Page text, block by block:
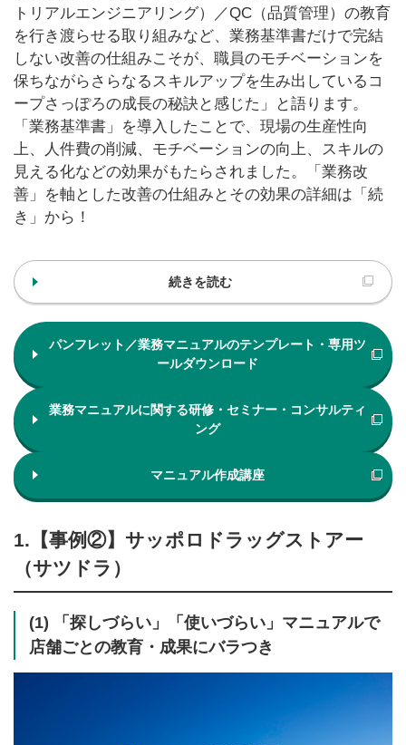
トリアルエンジニアリング）／QC（品質管理）の教育
を行き渡らせる取り組みなど、業務基準書だけで完結
しない改善の仕組みこそが、職員のモチベーションを
保ちながらさらなるスキルアップを生み出しているコ
ープさっぽろの成長の秘訣と感じた」と語ります。
「業務基準書」を導入したことで、現場の生産性向
上、人件費の削減、モチベーションの向上、スキルの
見える化などの効果がもたらされました。「業務改
善」を軸とした改善の仕組みとその効果の詳細は「続
き」から！
続きを読む
パンフレット／業務マニュアルのテンプレート・専用ツ
ールダウンロード
業務マニュアルに関する研修・セミナー・コンサルティ
ング
マニュアル作成講座
1.【事例②】サッポロドラッグストアー
（サツドラ）
(1) 「探しづらい」「使いづらい」マニュアルで
店舗ごとの教育・成果にバラつき